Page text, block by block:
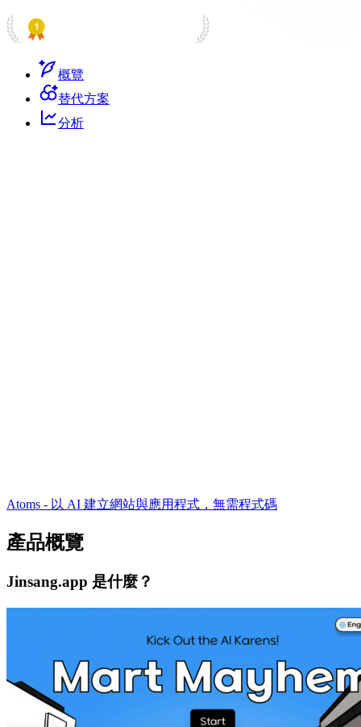
概覽
替代方案
分析
Atoms - 以 AI 建立網站與應用程式，無需程式碼
產品概覽
Jinsang.app 是什麼？